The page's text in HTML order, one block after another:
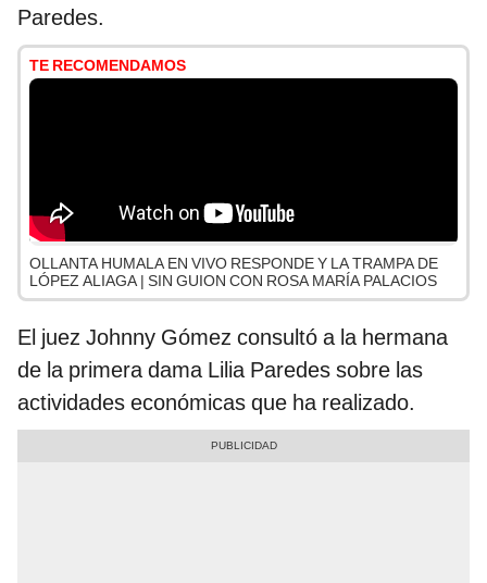
Paredes.
TE RECOMENDAMOS
OLLANTA HUMALA EN VIVO RESPONDE Y LA TRAMPA DE
LÓPEZ ALIAGA | SIN GUION CON ROSA MARÍA PALACIOS
El juez Johnny Gómez consultó a la hermana
de la primera dama Lilia Paredes sobre las
actividades económicas que ha realizado.